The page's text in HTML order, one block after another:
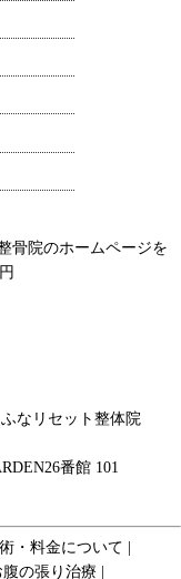
番館 101
・料金について
の張り治療